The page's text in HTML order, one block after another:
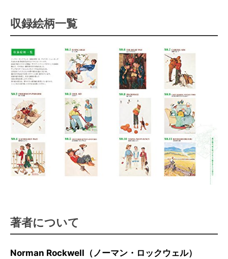
収録絵柄一覧
著者について
Norman Rockwell（ノーマン・ロックウェル）